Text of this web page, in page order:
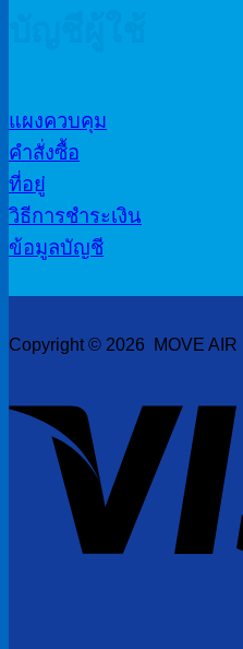
แผงควบคุม
คำสั่งซื้อ
ที่อยู่
วิธีการชำระเงิน
ข้อมูลบัญชี
Copyright © 2026 MOVE AIR